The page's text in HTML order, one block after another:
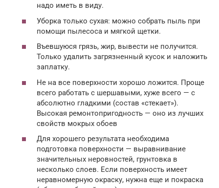
надо иметь в виду.
Уборка только сухая: можно собрать пыль при
помощи пылесоса и мягкой щетки.
Въевшуюся грязь, жир, вывести не получится.
Только удалить загрязненный кусок и наложить
заплатку.
Не на все поверхности хорошо ложится. Проще
всего работать с шершавыми, хуже всего — с
абсолютно гладкими (состав «стекает»).
Высокая ремонтопригодность — оно из лучших
свойств мокрых обоев
Для хорошего результата необходима
подготовка поверхности — выравнивание
значительных неровностей, грунтовка в
несколько слоев. Если поверхность имеет
неравномерную окраску, нужна еще и покраска